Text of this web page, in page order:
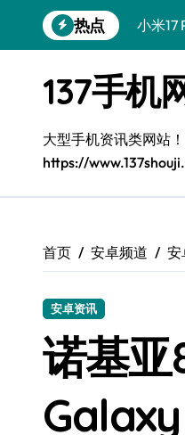
到
热点
小米17
荣耀
荣耀
iPhone
一加
华为
🔥抢先
137手机
大型手机资讯类网站！
https://
首页 安卓频道 安
安卓资讯
诺基亚